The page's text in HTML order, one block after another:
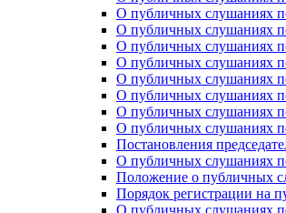
О публичных слушаниях
О публичных слушаниях
О публичных слушаниях
О публичных слушаниях
О публичных слушаниях
О публичных слушаниях
О публичных слушаниях
О публичных слушаниях
Постановления
О публичных слушаниях
Положение о публичных
Порядок регистрации на
О публичных слушаниях